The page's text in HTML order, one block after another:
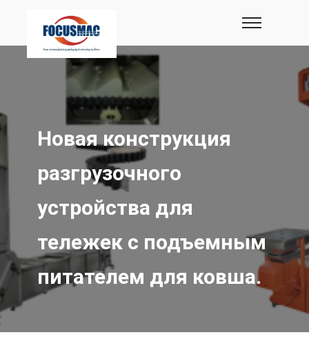
Новая конструкция
разгрузочного
устройства для
тележек с подъемным
питателем для ковша.